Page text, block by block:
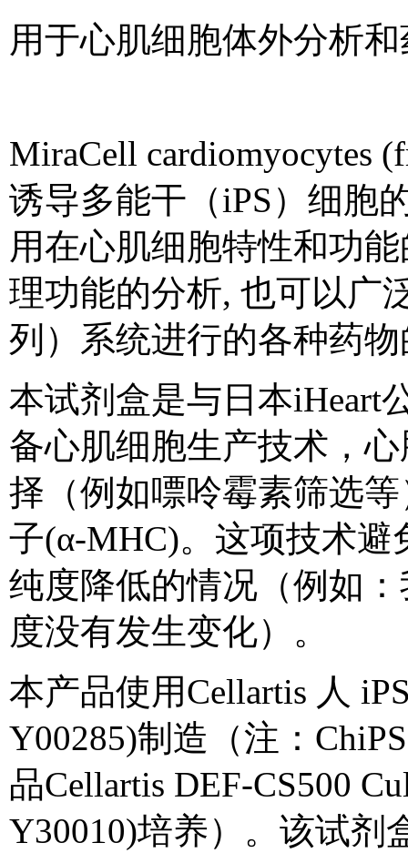
用于心肌细胞体外分析
MiraCell cardiomyocytes
诱导多能干（iPS）细胞
用在心肌细胞特性和功
理功能的分析, 也可以广
列）系统进行的各种药
本试剂盒是与日本iHeart
备心肌细胞生产技术，
择（例如嘌呤霉素筛选
子(α-MHC)。这项技术避
纯度降低的情况（例如
度没有发生变化）。
本产品使用Cellartis 人
Y00285)制造（注：
品Cellartis DEF-CS500
Y30010)培养）。该试剂